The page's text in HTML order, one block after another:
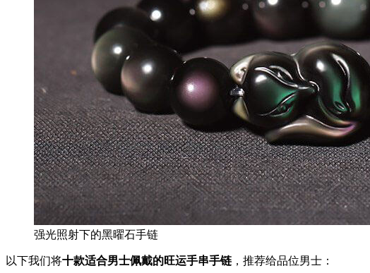
强光照射下的黑曜石手链
以下我们将十款适合男士佩戴的旺运手串手链 ，推荐给品位男士：